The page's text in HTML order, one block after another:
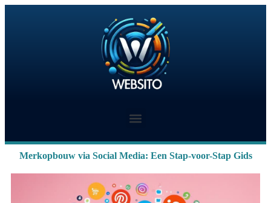
Merkopbouw via Social Media: Een Stap-voor-Stap Gids